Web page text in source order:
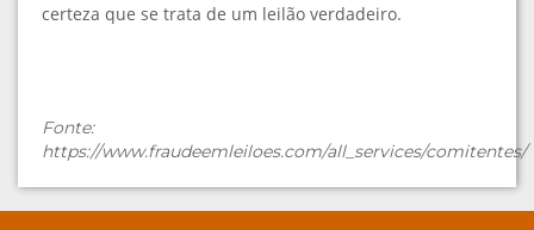
certeza que se trata de um leilão verdadeiro.
Fonte:
https://www.fraudeemleiloes.com/all_services/comitentes/